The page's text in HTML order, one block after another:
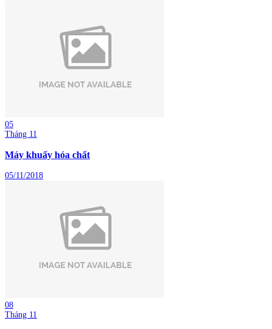
05
Tháng 11
Máy khuấy hóa chất
05/11/2018
08
Tháng 11